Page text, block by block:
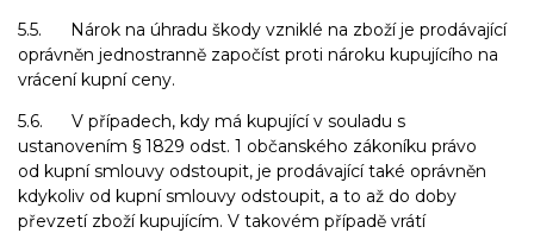
5.5. Nárok na úhradu škody vzniklé na zboží je prodávající
oprávněn jednostranně započíst proti nároku kupujícího na
vrácení kupní ceny.
5.6. V případech, kdy má kupující v souladu s
ustanovením § 1829 odst. 1 občanského zákoníku právo
od kupní smlouvy odstoupit, je prodávající také oprávněn
kdykoliv od kupní smlouvy odstoupit, a to až do doby
převzetí zboží kupujícím. V takovém případě vrátí